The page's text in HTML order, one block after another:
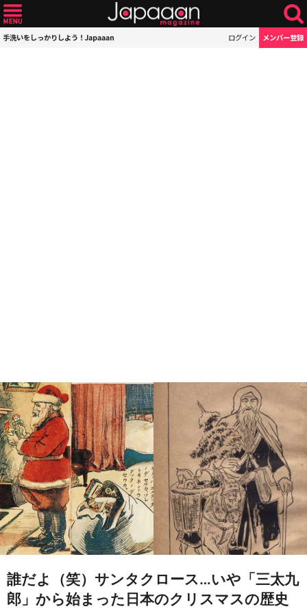
手洗いをしっかりしよう！Japaaan ログイン メンバー登録
誰だよ（笑）サンタクロース…いや「三太九
郎」から始まった日本のクリスマスの歴史